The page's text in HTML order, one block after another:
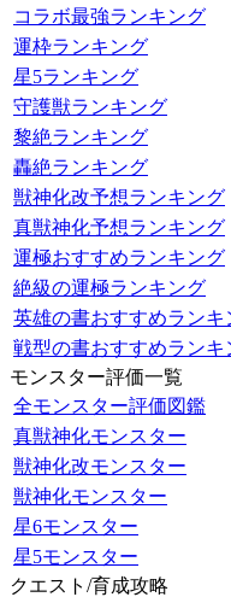
コラボ最強ランキング
運枠ランキング
星5ランキング
守護獣ランキング
黎絶ランキング
轟絶ランキング
獣神化改予想ランキング
真獣神化予想ランキング
運極おすすめランキング
絶級の運極ランキング
英雄の書おすすめランキ
戦型の書おすすめランキ
モンスター評価一覧
全モンスター評価図鑑
真獣神化モンスター
獣神化改モンスター
獣神化モンスター
星6モンスター
星5モンスター
クエスト/育成攻略